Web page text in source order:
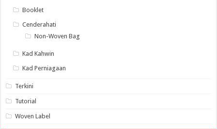
Booklet
Cenderahati
Non-Woven Bag
Kad Kahwin
Kad Perniagaan
Terkini
Tutorial
Woven Label